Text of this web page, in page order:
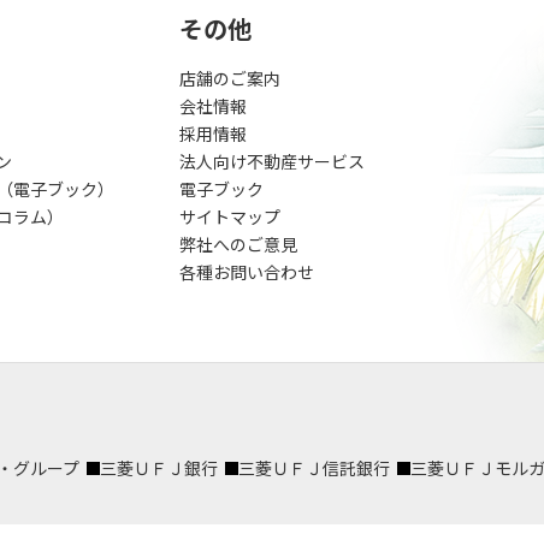
子ブック）
ム）
その他
店舗のご案内
会社情報
採用情報
法人向け不動産サービス
電子ブック
サイトマップ
弊社へのご意見
各種お問い合わせ
グループ 三菱ＵＦＪ銀行 三菱ＵＦＪ信託銀行 三菱ＵＦＪモル